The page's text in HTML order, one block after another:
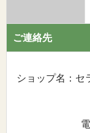
ご連絡先
ショップ名：セ